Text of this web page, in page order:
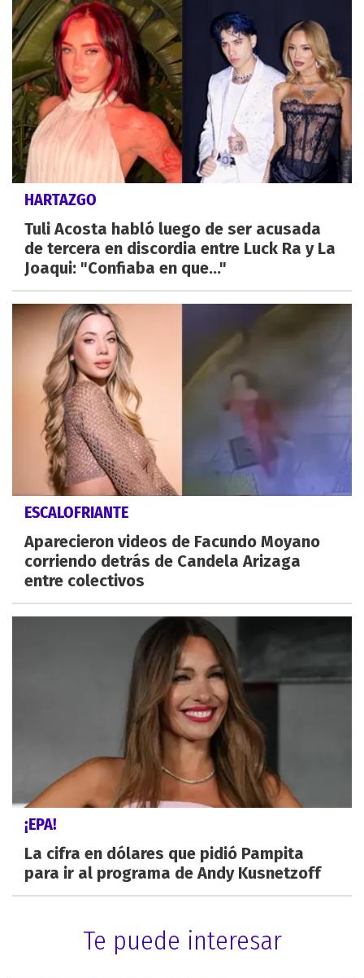
HARTAZGO
Tuli Acosta habló luego de ser acusada
de tercera en discordia entre Luck Ra y La
Joaqui: "Confiaba en que..."
ESCALOFRIANTE
Aparecieron videos de Facundo Moyano
corriendo detrás de Candela Arizaga
entre colectivos
¡EPA!
La cifra en dólares que pidió Pampita
para ir al programa de Andy Kusnetzoff
Te puede interesar